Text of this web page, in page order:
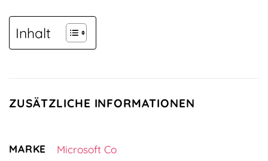
Inhalt
ZUSÄTZLICHE INFORMATIONEN
MARKE Microsoft Co